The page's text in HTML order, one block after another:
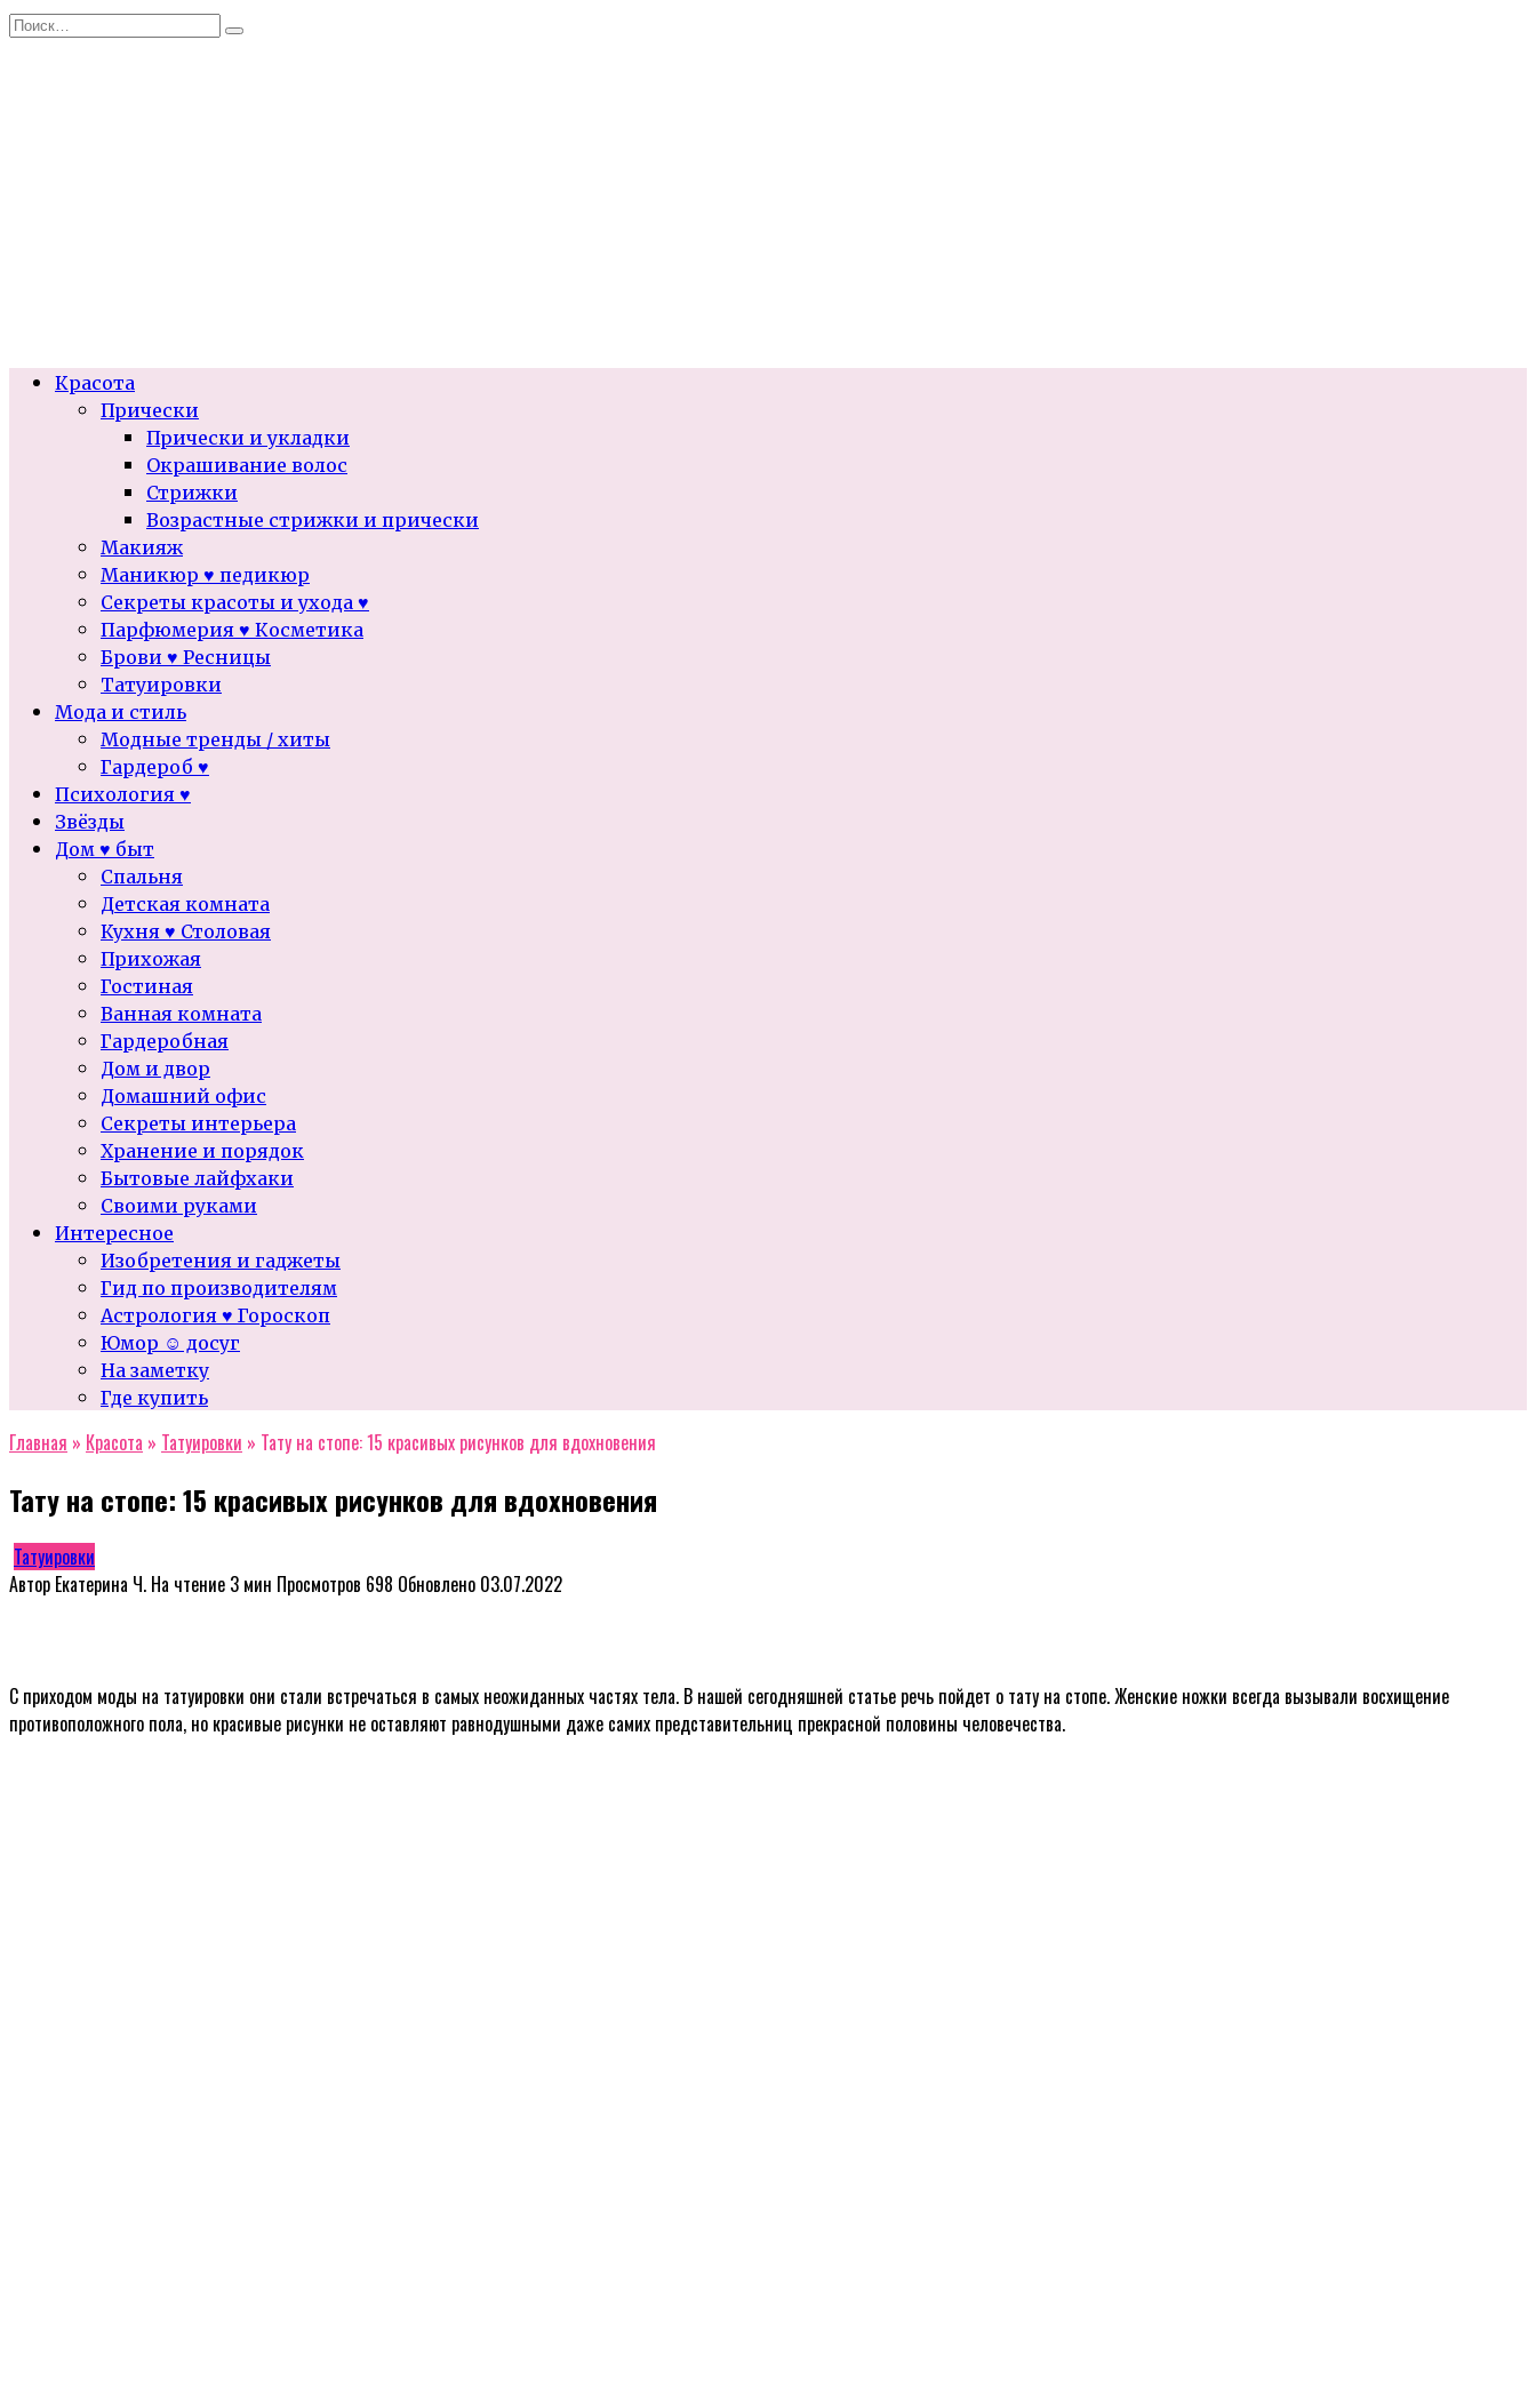
Перейти
Search
Красота
Прически
Прически и укладки
Окрашивание волос
Стрижки
Возрастные стрижки и прически
Макияж
Маникюр ♥ педикюр
Секреты красоты и ухода ♥
Парфюмерия ♥ Косметика
Брови ♥ Ресницы
Татуировки
Мода и стиль
Модные тренды / хиты
Гардероб ♥
Психология ♥
Звёзды
Дом ♥ быт
Спальня
Детская комната
Кухня ♥ Столовая
Прихожая
Гостиная
Ванная комната
Гардеробная
Дом и двор
Домашний офис
Секреты интерьера
Хранение и порядок
Бытовые лайфхаки
Своими руками
Интересное
Изобретения и гаджеты
Гид по производителям
Астрология ♥ Гороскоп
Юмор ☺ досуг
На заметку
Где купить
Главная » Красота » Татуировки » Тату на стопе: 15 красивых рисунков для вдохновения
Тату на стопе: 15 красивых рисунков для вдохновения
Татуировки
Автор Екатерина Ч. На чтение 3 мин Просмотров 698 Обновлено 03.07.2022
С приходом моды на татуировки они стали встречаться в самых неожиданных частях тела. В нашей сегодняшней статье речь пойдет о тату на стопе. Женские ножки всегда вызывали восхищение
противоположного пола, но красивые рисунки не оставляют равнодушными даже самих представительниц прекрасной половины человечества.